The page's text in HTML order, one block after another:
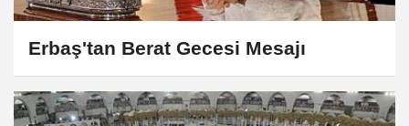
Erbaş'tan Berat Gecesi Mesajı